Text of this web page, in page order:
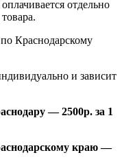
отдельно
Краснодарскому
и зависит
— 2500р. за 1
краю —